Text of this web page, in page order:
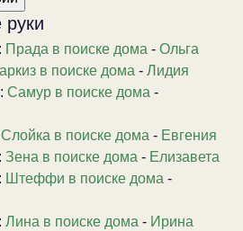
Прада в поиске дома - Ольга
в поиске дома - Лидия
Самур в поиске дома -
Слойка в поиске дома - Евгения
Зена в поиске дома - Елизавета
Штеффи в поиске дома -
Лина в поиске дома - Ирина